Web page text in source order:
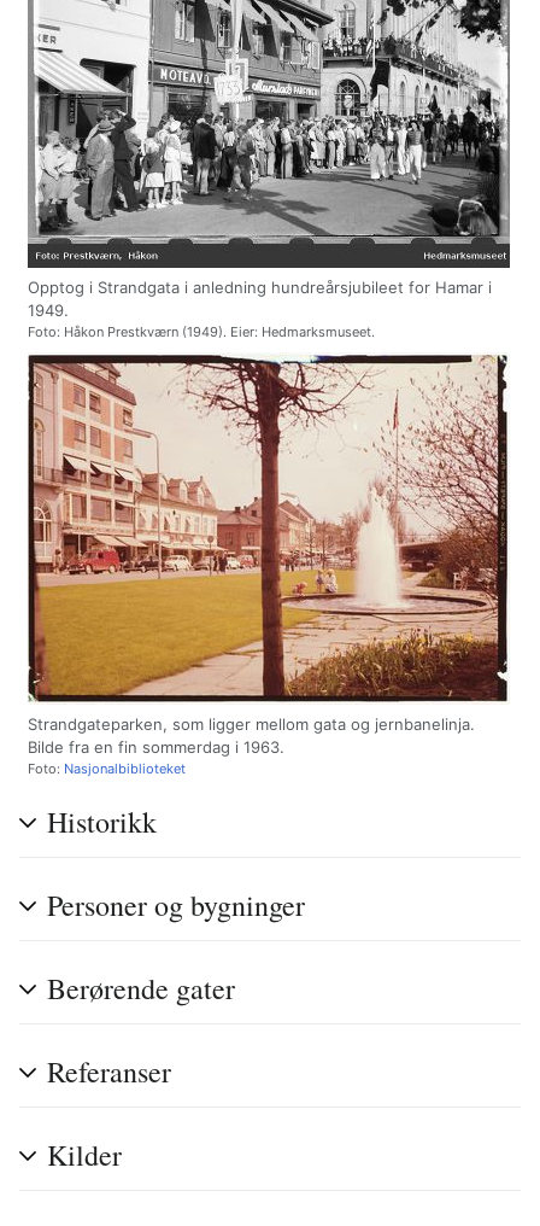
Opptog i Strandgata i anledning hundreårsjubileet for Hamar i
1949.
Foto: Håkon Prestkværn (1949). Eier: Hedmarksmuseet.
Strandgateparken, som ligger mellom gata og jernbanelinja.
Bilde fra en fin sommerdag i 1963.
Foto: Nasjonalbiblioteket
Historikk
Personer og bygninger
Berørende gater
Referanser
Kilder